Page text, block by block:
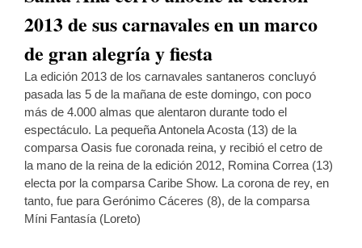
2013 de sus carnavales en un marco
de gran alegría y fiesta
La edición 2013 de los carnavales santaneros concluyó
pasada las 5 de la mañana de este domingo, con poco
más de 4.000 almas que alentaron durante todo el
espectáculo. La pequeña Antonela Acosta (13) de la
comparsa Oasis fue coronada reina, y recibió el cetro de
la mano de la reina de la edición 2012, Romina Correa (13)
electa por la comparsa Caribe Show. La corona de rey, en
tanto, fue para Gerónimo Cáceres (8), de la comparsa
Míni Fantasía (Loreto)